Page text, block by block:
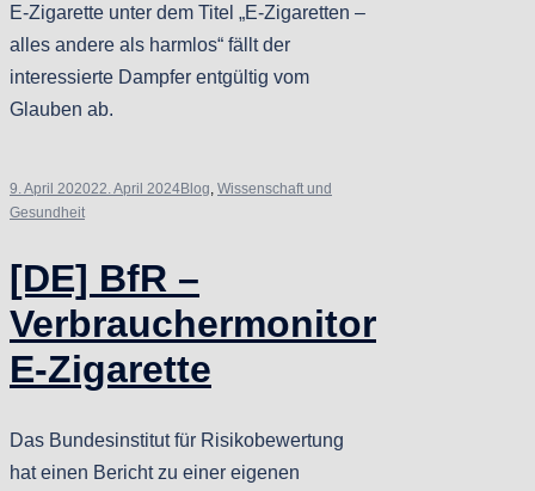
E-Zigarette unter dem Titel „E-Zigaretten –
alles andere als harmlos“ fällt der
interessierte Dampfer entgültig vom
Glauben ab.
9. April 202022. April 2024Blog Wissenschaft und
Gesundheit
[DE] BfR –
Verbrauchermonitor
E-Zigarette
Das Bundesinstitut für Risikobewertung
hat einen Bericht zu einer eigenen